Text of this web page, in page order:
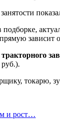
токарю,
и рост…